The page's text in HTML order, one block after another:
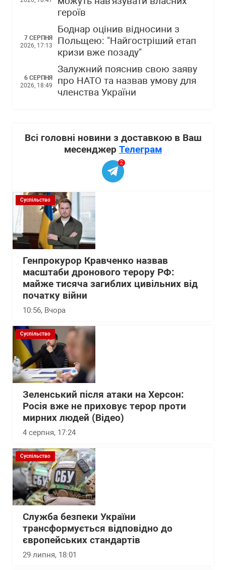
героїв
7 СЕРПНЯ
2026, 17:13
Боднар оцінив відносини з
Польщею: "Найгостріший етап
кризи вже позаду"
6 СЕРПНЯ
2026, 18:49
Залужний пояснив свою заяву
про НАТО та назвав умову для
членства України
Всі головні новини з доставкою в Ваш
месенджер Телеграм
2
Суспільство
Генпрокурор Кравченко назвав
масштаби дронового терору РФ:
майже тисяча загиблих цивільних від
початку війни
10:56, Вчора
Суспільство
Зеленський після атаки на Херсон:
Росія вже не приховує терор проти
мирних людей (Відео)
4 серпня, 17:24
Суспільство
Служба безпеки України
трансформується відповідно до
європейських стандартів
29 липня, 18:01